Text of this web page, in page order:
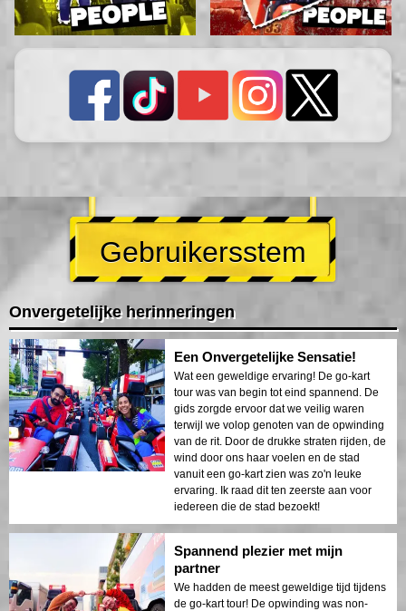
Gebruikersstem
Onvergetelijke herinneringen
Een Onvergetelijke Sensatie!
Wat een geweldige ervaring! De go-kart
tour was van begin tot eind spannend. De
gids zorgde ervoor dat we veilig waren
terwijl we volop genoten van de opwinding
van de rit. Door de drukke straten rijden, de
wind door ons haar voelen en de stad
vanuit een go-kart zien was zo'n leuke
ervaring. Ik raad dit ten zeerste aan voor
iedereen die de stad bezoekt!
Spannend plezier met mijn
partner
We hadden de meest geweldige tijd tijdens
de go-kart tour! De opwinding was non-